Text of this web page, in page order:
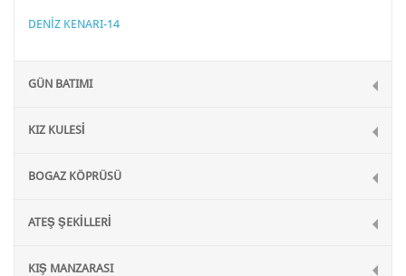
DENİZ KENARI-14
GÜN BATIMI
KIZ KULESİ
BOGAZ KÖPRÜSÜ
ATEŞ ŞEKİLLERİ
KIŞ MANZARASI